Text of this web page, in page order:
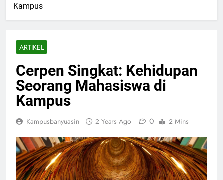
Kampus
ARTIKEL
Cerpen Singkat: Kehidupan
Seorang Mahasiswa di
Kampus
Kampusbanyuasin 2 Years Ago 0 2 Mins